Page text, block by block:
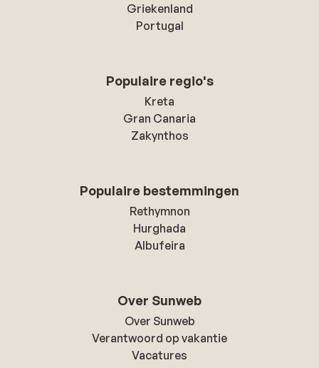
Griekenland
Portugal
Populaire regio's
Kreta
Gran Canaria
Zakynthos
Populaire bestemmingen
Rethymnon
Hurghada
Albufeira
Over Sunweb
Over Sunweb
Verantwoord op vakantie
Vacatures